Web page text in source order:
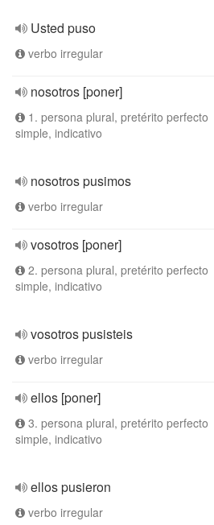
Usted puso
verbo irregular
nosotros [poner]
1. persona plural, pretérito perfecto
simple, indicativo
nosotros pusimos
verbo irregular
vosotros [poner]
2. persona plural, pretérito perfecto
simple, indicativo
vosotros pusisteis
verbo irregular
ellos [poner]
3. persona plural, pretérito perfecto
simple, indicativo
ellos pusieron
verbo irregular